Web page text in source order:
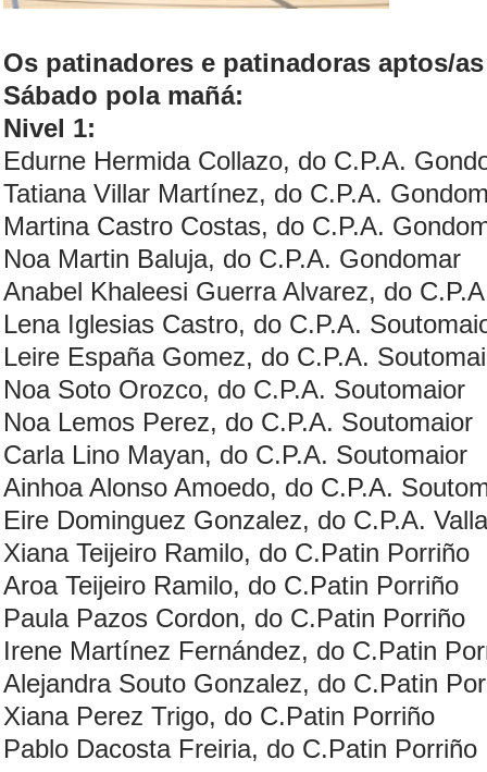
Os patinadores e patinadoras aptos/
Sábado pola mañá:
Nivel 1:
Edurne Hermida Collazo, do C.P.A.
Tatiana Villar Martínez, do C.P.A.
Martina Castro Costas, do C.P.A.
Noa Martin Baluja, do C.P.A. Gondomar
Anabel Khaleesi Guerra Alvarez, do
Lena Iglesias Castro, do C.P.A.
Leire España Gomez, do C.P.A.
Noa Soto Orozco, do C.P.A. Soutomaior
Noa Lemos Perez, do C.P.A. Soutomaior
Carla Lino Mayan, do C.P.A. Soutomaior
Ainhoa Alonso Amoedo, do C.P.A.
Eire Dominguez Gonzalez, do C.P.A.
Xiana Teijeiro Ramilo, do C.Patin Porriño
Aroa Teijeiro Ramilo, do C.Patin Porriño
Paula Pazos Cordon, do C.Patin Porriño
Irene Martínez Fernández, do C.Patin
Alejandra Souto Gonzalez, do C.Patin
Xiana Perez Trigo, do C.Patin Porriño
Pablo Dacosta Freiria, do C.Patin Porriño